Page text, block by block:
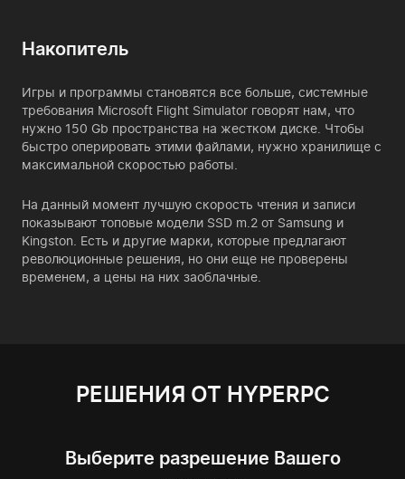
Накопитель
Игры и программы становятся все больше, системные
требования Microsoft Flight Simulator говорят нам, что
нужно 150 Gb пространства на жестком диске. Чтобы
быстро оперировать этими файлами, нужно хранилище с
максимальной скоростью работы.
На данный момент лучшую скорость чтения и записи
показывают топовые модели SSD m.2 от Samsung и
Kingston. Есть и другие марки, которые предлагают
революционные решения, но они еще не проверены
временем, а цены на них заоблачные.
РЕШЕНИЯ ОТ HYPERPC
Выберите разрешение Вашего